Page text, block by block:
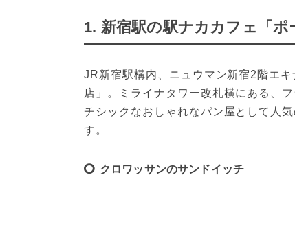
1. 新宿駅の駅ナカカフェ「ポ
JR新宿駅構内、ニュウマン新宿2階エ
店」。ミライナタワー改札横にある、
チシックなおしゃれなパン屋として人
す。
クロワッサンのサンドイッチ